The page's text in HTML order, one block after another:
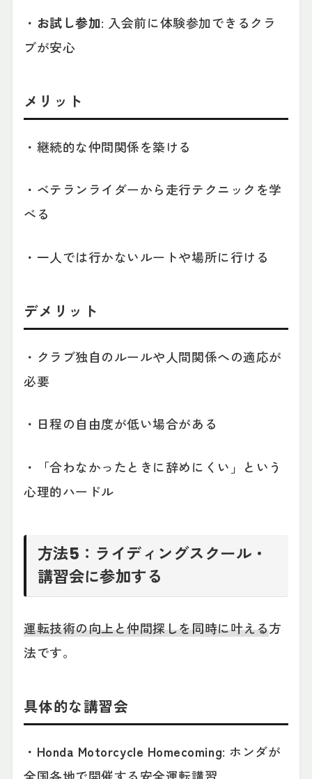
・ お試し参加: 入会前に体験参加できるクラ
ブが安心
メリット
・継続的な仲間関係を築ける
・ベテランライダーから走行テクニックを学
べる
・一人では行かないルートや場所に行ける
デメリット
・クラブ独自のルールや人間関係への適応が
必要
・日程の自由度が低い場合がある
・「合わなかったときに辞めにくい」という
心理的ハードル
方法5：ライディングスクール・
講習会に参加する
運転技術の向上と仲間探しを同時に叶える方
法です。
具体的な講習会
・ Honda Motorcycle Homecoming: ホンダが